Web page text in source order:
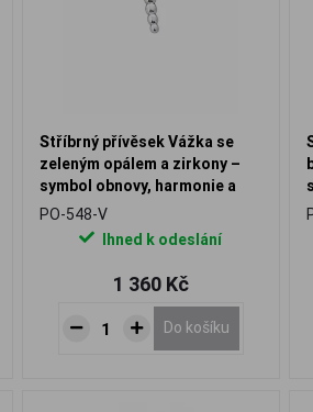
Stříbrný přívěsek Vážka se
zeleným opálem a zirkony –
symbol obnovy, harmonie a
životní energie
PO-548-V
Ihned k odeslání
1 360 Kč
Do košíku